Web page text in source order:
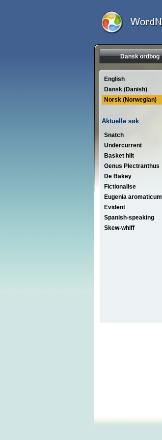
Dansk ordbog
English
Dansk (Danish)
Norsk (Norwegian)
Aktuelle søk
Snatch
Undercurrent
Basket hilt
Genus Plectranthus
De Bakey
Fictionalise
Eugenia aromaticum
Evident
Spanish-speaking
Skew-whiff